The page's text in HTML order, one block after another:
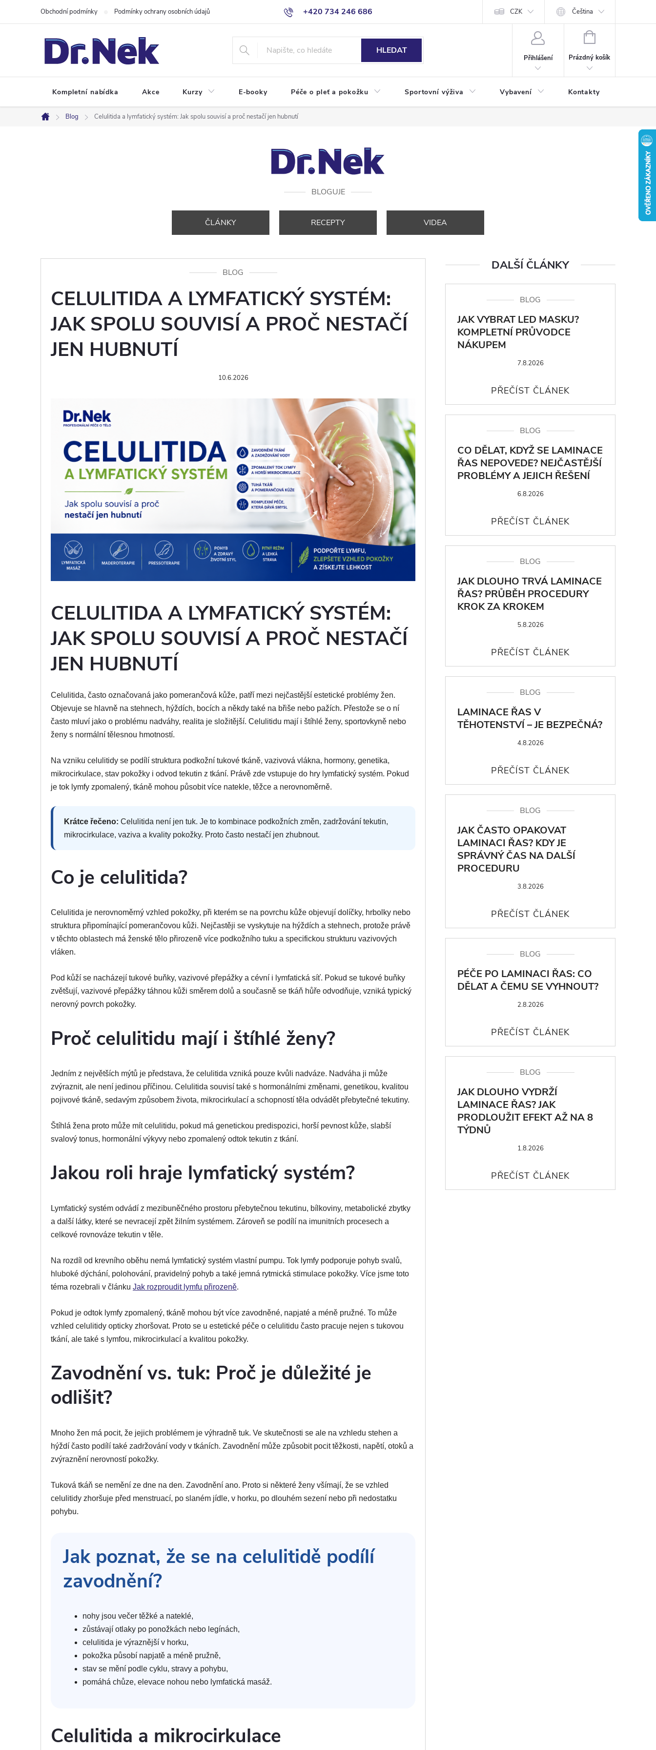
+420 734 246 686
Obchodní podmínky Podmínky ochrany osobních údajů CZK Čeština
HLEDAT
Přihlášení
NÁKUPNÍ
Prázdný košík
Kompletní nabídka Akce Kurzy E-booky Péče o pleť a pokožku Sportovní výživa Vybavení Kontakty
Domů
Blog Celulitida a lymfatický systém: Jak spolu souvisí a proč nestačí jen hubnutí
BLOGUJE
ČLÁNKY RECEPTY VIDEA
BLOG
CELULITIDA A LYMFATICKÝ SYSTÉM:
JAK SPOLU SOUVISÍ A PROČ NESTAČÍ
JEN HUBNUTÍ
10.6.2026
CELULITIDA A LYMFATICKÝ SYSTÉM:
JAK SPOLU SOUVISÍ A PROČ NESTAČÍ
JEN HUBNUTÍ
Celulitida, často označovaná jako pomerančová kůže, patří mezi nejčastější estetické problémy žen.
Objevuje se hlavně na stehnech, hýždích, bocích a někdy také na břiše nebo pažích. Přestože se o ní
často mluví jako o problému nadváhy, realita je složitější. Celulitidu mají i štíhlé ženy, sportovkyně nebo
ženy s normální tělesnou hmotností.
Na vzniku celulitidy se podílí struktura podkožní tukové tkáně, vazivová vlákna, hormony, genetika,
mikrocirkulace, stav pokožky i odvod tekutin z tkání. Právě zde vstupuje do hry lymfatický systém. Pokud
je tok lymfy zpomalený, tkáně mohou působit více natekle, těžce a nerovnoměrně.
Krátce řečeno: Celulitida není jen tuk. Je to kombinace podkožních změn, zadržování tekutin,
mikrocirkulace, vaziva a kvality pokožky. Proto často nestačí jen zhubnout.
Co je celulitida?
Celulitida je nerovnoměrný vzhled pokožky, při kterém se na povrchu kůže objevují dolíčky, hrbolky nebo
struktura připomínající pomerančovou kůži. Nejčastěji se vyskytuje na hýždích a stehnech, protože právě
v těchto oblastech má ženské tělo přirozeně více podkožního tuku a specifickou strukturu vazivových
vláken.
Pod kůží se nacházejí tukové buňky, vazivové přepážky a cévní i lymfatická síť. Pokud se tukové buňky
zvětšují, vazivové přepážky táhnou kůži směrem dolů a současně se tkáň hůře odvodňuje, vzniká typický
nerovný povrch pokožky.
Proč celulitidu mají i štíhlé ženy?
Jedním z největších mýtů je představa, že celulitida vzniká pouze kvůli nadváze. Nadváha ji může
zvýraznit, ale není jedinou příčinou. Celulitida souvisí také s hormonálními změnami, genetikou, kvalitou
pojivové tkáně, sedavým způsobem života, mikrocirkulací a schopností těla odvádět přebytečné tekutiny.
Štíhlá žena proto může mít celulitidu, pokud má genetickou predispozici, horší pevnost kůže, slabší
svalový tonus, hormonální výkyvy nebo zpomalený odtok tekutin z tkání.
Jakou roli hraje lymfatický systém?
Lymfatický systém odvádí z mezibuněčného prostoru přebytečnou tekutinu, bílkoviny, metabolické zbytky
a další látky, které se nevracejí zpět žilním systémem. Zároveň se podílí na imunitních procesech a
celkové rovnováze tekutin v těle.
Na rozdíl od krevního oběhu nemá lymfatický systém vlastní pumpu. Tok lymfy podporuje pohyb svalů,
hluboké dýchání, polohování, pravidelný pohyb a také jemná rytmická stimulace pokožky. Více jsme toto
téma rozebrali v článku Jak rozproudit lymfu přirozeně.
Pokud je odtok lymfy zpomalený, tkáně mohou být více zavodněné, napjaté a méně pružné. To může
vzhled celulitidy opticky zhoršovat. Proto se u estetické péče o celulitidu často pracuje nejen s tukovou
tkání, ale také s lymfou, mikrocirkulací a kvalitou pokožky.
Zavodnění vs. tuk: Proč je důležité je
odlišit?
Mnoho žen má pocit, že jejich problémem je výhradně tuk. Ve skutečnosti se ale na vzhledu stehen a
hýždí často podílí také zadržování vody v tkáních. Zavodnění může způsobit pocit těžkosti, napětí, otoků a
zvýraznění nerovností pokožky.
Tuková tkáň se nemění ze dne na den. Zavodnění ano. Proto si některé ženy všímají, že se vzhled
celulitidy zhoršuje před menstruací, po slaném jídle, v horku, po dlouhém sezení nebo při nedostatku
pohybu.
Jak poznat, že se na celulitidě podílí
zavodnění?
nohy jsou večer těžké a nateklé,
zůstávají otlaky po ponožkách nebo legínách,
celulitida je výraznější v horku,
pokožka působí napjatě a méně pružně,
stav se mění podle cyklu, stravy a pohybu,
pomáhá chůze, elevace nohou nebo lymfatická masáž.
Celulitida a mikrocirkulace
DALŠÍ ČLÁNKY
BLOG
JAK VYBRAT LED MASKU?
KOMPLETNÍ PRŮVODCE
NÁKUPEM
7.8.2026
BLOG
CO DĚLAT, KDYŽ SE LAMINACE
ŘAS NEPOVEDE? NEJČASTĚJŠÍ
PROBLÉMY A JEJICH ŘEŠENÍ
6.8.2026
BLOG
JAK DLOUHO TRVÁ LAMINACE
ŘAS? PRŮBĚH PROCEDURY
KROK ZA KROKEM
5.8.2026
BLOG
LAMINACE ŘAS V
TĚHOTENSTVÍ – JE BEZPEČNÁ?
4.8.2026
BLOG
JAK ČASTO OPAKOVAT
LAMINACI ŘAS? KDY JE
SPRÁVNÝ ČAS NA DALŠÍ
PROCEDURU
3.8.2026
BLOG
PÉČE PO LAMINACI ŘAS: CO
DĚLAT A ČEMU SE VYHNOUT?
2.8.2026
BLOG
JAK DLOUHO VYDRŽÍ
LAMINACE ŘAS? JAK
PRODLOUŽIT EFEKT AŽ NA 8
TÝDNŮ
1.8.2026